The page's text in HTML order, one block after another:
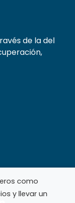
de la del
como
y llevar un